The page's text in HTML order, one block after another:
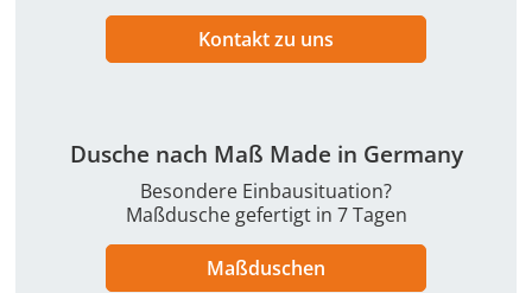
Kontakt zu uns
Dusche nach Maß Made in Germany
Besondere Einbausituation?
Maßdusche gefertigt in 7 Tagen
Maßduschen